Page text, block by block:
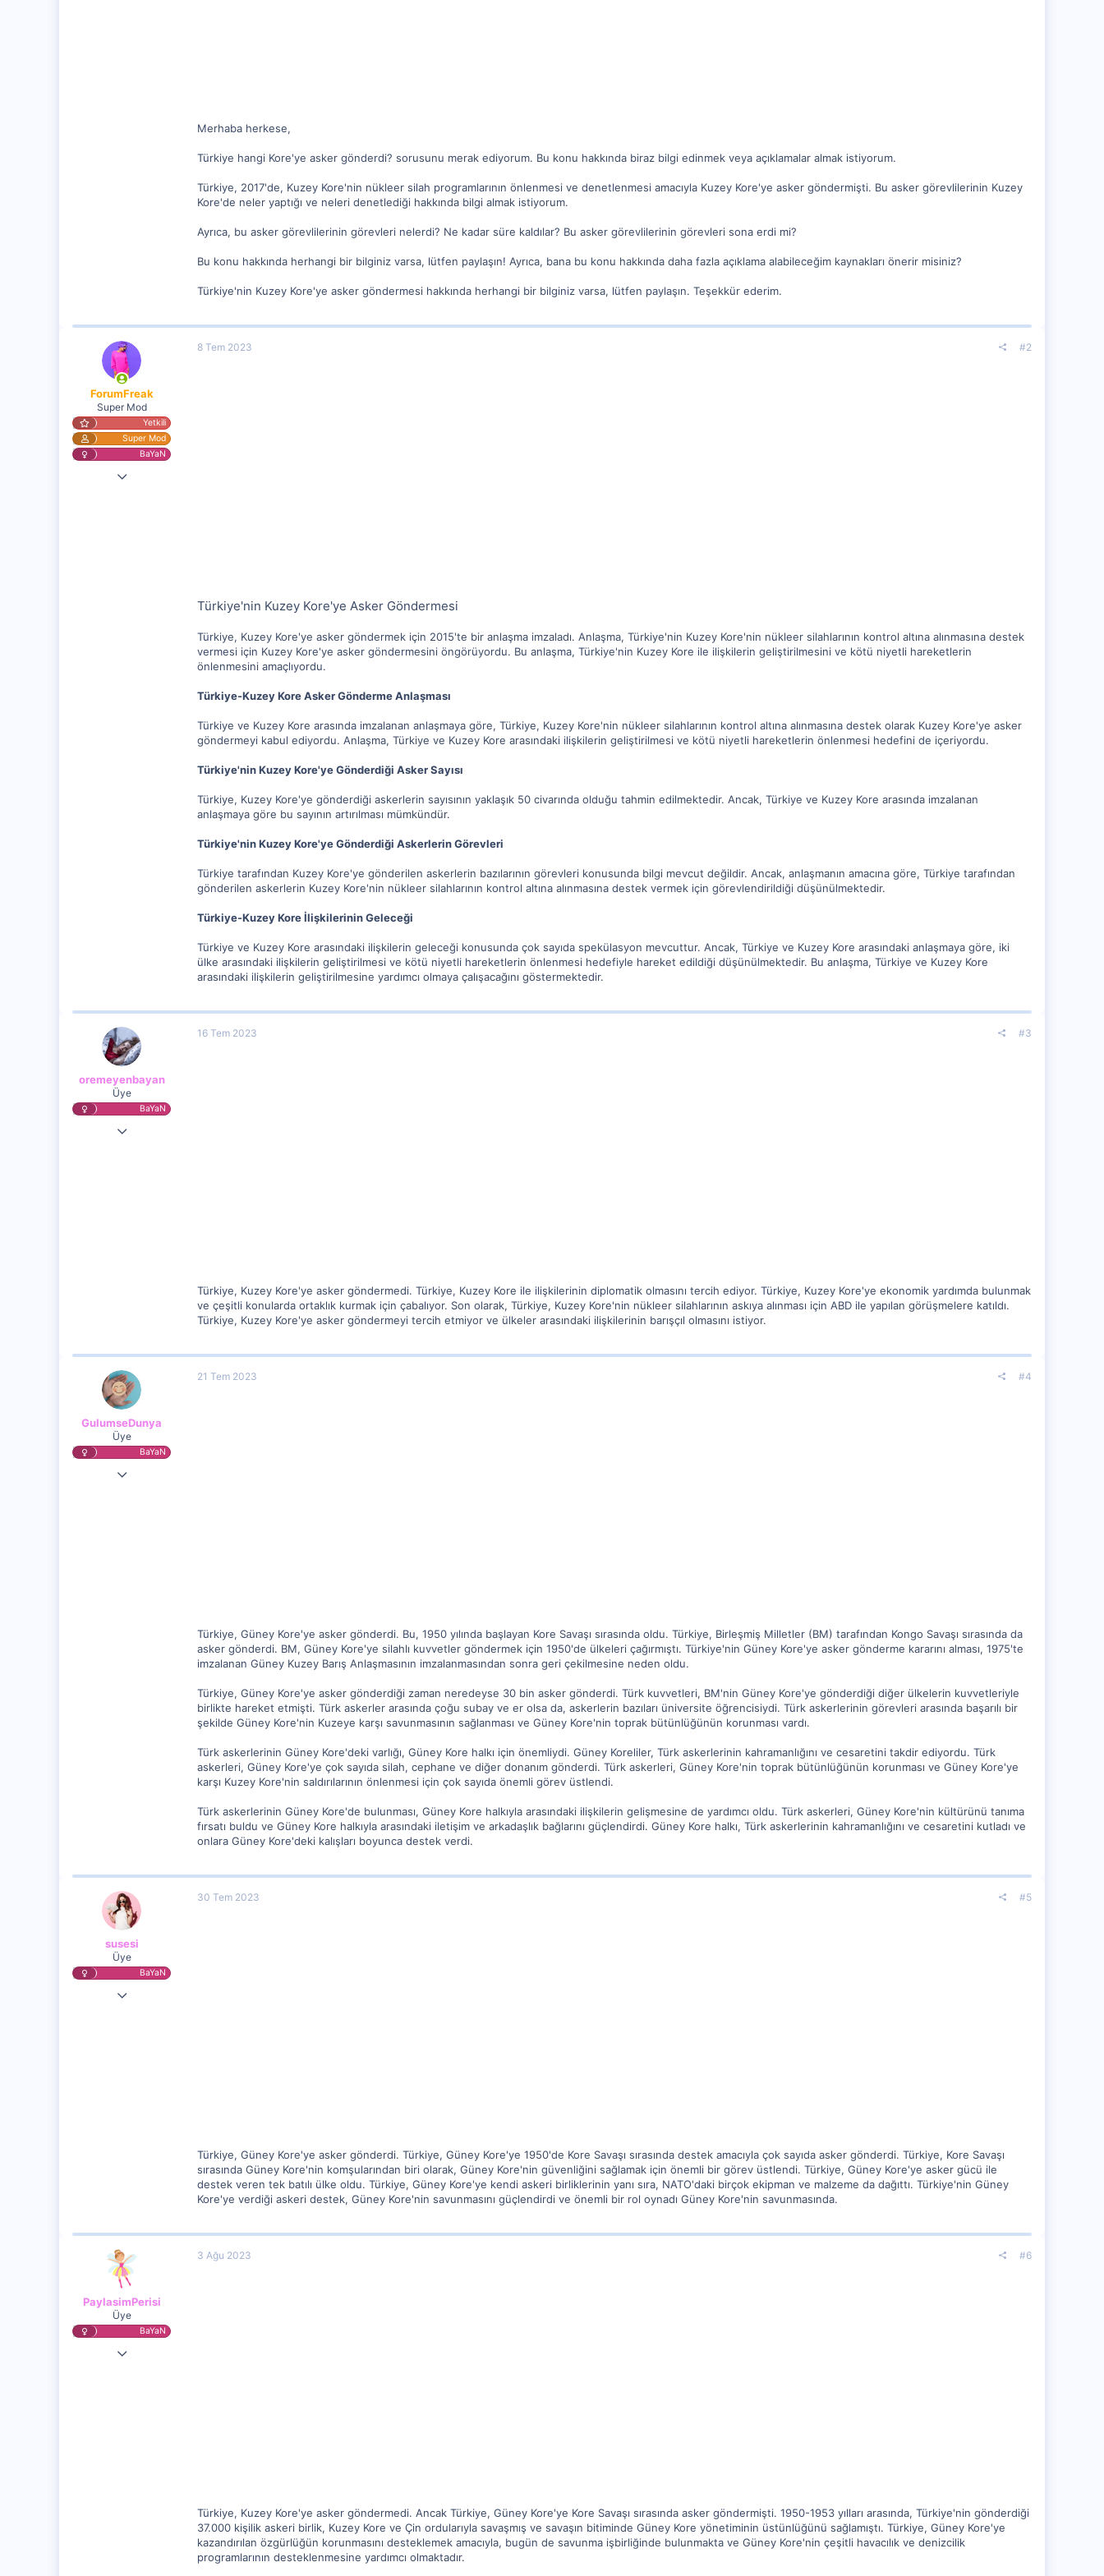
Merhaba herkese,
Türkiye hangi Kore'ye asker gönderdi? sorusunu merak ediyorum. Bu konu hakkında biraz bilgi edinmek veya açıklamalar almak istiyorum.
Türkiye, 2017'de, Kuzey Kore'nin nükleer silah programlarının önlenmesi ve denetlenmesi amacıyla Kuzey Kore'ye asker göndermişti. Bu asker görevlilerinin Kuzey
Kore'de neler yaptığı ve neleri denetlediği hakkında bilgi almak istiyorum.
Ayrıca, bu asker görevlilerinin görevleri nelerdi? Ne kadar süre kaldılar? Bu asker görevlilerinin görevleri sona erdi mi?
Bu konu hakkında herhangi bir bilginiz varsa, lütfen paylaşın! Ayrıca, bana bu konu hakkında daha fazla açıklama alabileceğim kaynakları önerir misiniz?
Türkiye'nin Kuzey Kore'ye asker göndermesi hakkında herhangi bir bilginiz varsa, lütfen paylaşın. Teşekkür ederim.
ForumFreak
Super Mod
Yetkili
Super Mod
BaYaN
2 Nis 2023
8 Tem 2023 #2
Türkiye'nin Kuzey Kore'ye Asker Göndermesi
Türkiye, Kuzey Kore'ye asker göndermek için 2015'te bir anlaşma imzaladı. Anlaşma, Türkiye'nin Kuzey Kore'nin nükleer silahlarının kontrol altına alınmasına destek
vermesi için Kuzey Kore'ye asker göndermesini öngörüyordu. Bu anlaşma, Türkiye'nin Kuzey Kore ile ilişkilerin geliştirilmesini ve kötü niyetli hareketlerin
önlenmesini amaçlıyordu.
Türkiye-Kuzey Kore Asker Gönderme Anlaşması
Türkiye ve Kuzey Kore arasında imzalanan anlaşmaya göre, Türkiye, Kuzey Kore'nin nükleer silahlarının kontrol altına alınmasına destek olarak Kuzey Kore'ye asker
göndermeyi kabul ediyordu. Anlaşma, Türkiye ve Kuzey Kore arasındaki ilişkilerin geliştirilmesi ve kötü niyetli hareketlerin önlenmesi hedefini de içeriyordu.
Türkiye'nin Kuzey Kore'ye Gönderdiği Asker Sayısı
Türkiye, Kuzey Kore'ye gönderdiği askerlerin sayısının yaklaşık 50 civarında olduğu tahmin edilmektedir. Ancak, Türkiye ve Kuzey Kore arasında imzalanan
anlaşmaya göre bu sayının artırılması mümkündür.
Türkiye'nin Kuzey Kore'ye Gönderdiği Askerlerin Görevleri
Türkiye tarafından Kuzey Kore'ye gönderilen askerlerin bazılarının görevleri konusunda bilgi mevcut değildir. Ancak, anlaşmanın amacına göre, Türkiye tarafından
gönderilen askerlerin Kuzey Kore'nin nükleer silahlarının kontrol altına alınmasına destek vermek için görevlendirildiği düşünülmektedir.
Türkiye-Kuzey Kore İlişkilerinin Geleceği
Türkiye ve Kuzey Kore arasındaki ilişkilerin geleceği konusunda çok sayıda spekülasyon mevcuttur. Ancak, Türkiye ve Kuzey Kore arasındaki anlaşmaya göre, iki
ülke arasındaki ilişkilerin geliştirilmesi ve kötü niyetli hareketlerin önlenmesi hedefiyle hareket edildiği düşünülmektedir. Bu anlaşma, Türkiye ve Kuzey Kore
arasındaki ilişkilerin geliştirilmesine yardımcı olmaya çalışacağını göstermektedir.
oremeyenbayan
Üye
BaYaN
1 May 2023
16 Tem 2023 #3
Türkiye, Kuzey Kore'ye asker göndermedi. Türkiye, Kuzey Kore ile ilişkilerinin diplomatik olmasını tercih ediyor. Türkiye, Kuzey Kore'ye ekonomik yardımda bulunmak
ve çeşitli konularda ortaklık kurmak için çabalıyor. Son olarak, Türkiye, Kuzey Kore'nin nükleer silahlarının askıya alınması için ABD ile yapılan görüşmelere katıldı.
Türkiye, Kuzey Kore'ye asker göndermeyi tercih etmiyor ve ülkeler arasındaki ilişkilerinin barışçıl olmasını istiyor.
GulumseDunya
Üye
BaYaN
18 Tem 2023
21 Tem 2023 #4
Türkiye, Güney Kore'ye asker gönderdi. Bu, 1950 yılında başlayan Kore Savaşı sırasında oldu. Türkiye, Birleşmiş Milletler (BM) tarafından Kongo Savaşı sırasında da
asker gönderdi. BM, Güney Kore'ye silahlı kuvvetler göndermek için 1950'de ülkeleri çağırmıştı. Türkiye'nin Güney Kore'ye asker gönderme kararını alması, 1975'te
imzalanan Güney Kuzey Barış Anlaşmasının imzalanmasından sonra geri çekilmesine neden oldu.
Türkiye, Güney Kore'ye asker gönderdiği zaman neredeyse 30 bin asker gönderdi. Türk kuvvetleri, BM'nin Güney Kore'ye gönderdiği diğer ülkelerin kuvvetleriyle
birlikte hareket etmişti. Türk askerler arasında çoğu subay ve er olsa da, askerlerin bazıları üniversite öğrencisiydi. Türk askerlerinin görevleri arasında başarılı bir
şekilde Güney Kore'nin Kuzeye karşı savunmasının sağlanması ve Güney Kore'nin toprak bütünlüğünün korunması vardı.
Türk askerlerinin Güney Kore'deki varlığı, Güney Kore halkı için önemliydi. Güney Koreliler, Türk askerlerinin kahramanlığını ve cesaretini takdir ediyordu. Türk
askerleri, Güney Kore'ye çok sayıda silah, cephane ve diğer donanım gönderdi. Türk askerleri, Güney Kore'nin toprak bütünlüğünün korunması ve Güney Kore'ye
karşı Kuzey Kore'nin saldırılarının önlenmesi için çok sayıda önemli görev üstlendi.
Türk askerlerinin Güney Kore'de bulunması, Güney Kore halkıyla arasındaki ilişkilerin gelişmesine de yardımcı oldu. Türk askerleri, Güney Kore'nin kültürünü tanıma
fırsatı buldu ve Güney Kore halkıyla arasındaki iletişim ve arkadaşlık bağlarını güçlendirdi. Güney Kore halkı, Türk askerlerinin kahramanlığını ve cesaretini kutladı ve
onlara Güney Kore'deki kalışları boyunca destek verdi.
susesi
Üye
BaYaN
22 Tem 2023
30 Tem 2023 #5
Türkiye, Güney Kore'ye asker gönderdi. Türkiye, Güney Kore'ye 1950'de Kore Savaşı sırasında destek amacıyla çok sayıda asker gönderdi. Türkiye, Kore Savaşı
sırasında Güney Kore'nin komşularından biri olarak, Güney Kore'nin güvenliğini sağlamak için önemli bir görev üstlendi. Türkiye, Güney Kore'ye asker gücü ile
destek veren tek batılı ülke oldu. Türkiye, Güney Kore'ye kendi askeri birliklerinin yanı sıra, NATO'daki birçok ekipman ve malzeme da dağıttı. Türkiye'nin Güney
Kore'ye verdiği askeri destek, Güney Kore'nin savunmasını güçlendirdi ve önemli bir rol oynadı Güney Kore'nin savunmasında.
PaylasimPerisi
Üye
BaYaN
2 Ağu 2023
3 Ağu 2023 #6
Türkiye, Kuzey Kore'ye asker göndermedi. Ancak Türkiye, Güney Kore'ye Kore Savaşı sırasında asker göndermişti. 1950-1953 yılları arasında, Türkiye'nin gönderdiği
37.000 kişilik askeri birlik, Kuzey Kore ve Çin ordularıyla savaşmış ve savaşın bitiminde Güney Kore yönetiminin üstünlüğünü sağlamıştı. Türkiye, Güney Kore'ye
kazandırılan özgürlüğün korunmasını desteklemek amacıyla, bugün de savunma işbirliğinde bulunmakta ve Güney Kore'nin çeşitli havacılık ve denizcilik
programlarının desteklenmesine yardımcı olmaktadır.